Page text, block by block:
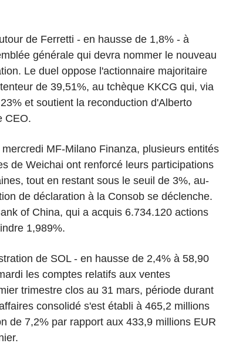
de Ferretti - en hausse de 1,8% - à
générale qui devra nommer le nouveau
Le duel oppose l'actionnaire majoritaire
de 39,51%, au tchèque KKCG qui, via
et soutient la reconduction d'Alberto
CEO.
MF-Milano Finanza, plusieurs entités
de Weichai ont renforcé leurs participations
tout en restant sous le seuil de 3%, au-
de déclaration à la Consob se déclenche.
of China, qui a acquis 6.734.120 actions
1,989%.
de SOL - en hausse de 2,4% à 58,90
les comptes relatifs aux ventes
trimestre clos au 31 mars, période durant
consolidé s'est établi à 465,2 millions
de 7,2% par rapport aux 433,9 millions EUR